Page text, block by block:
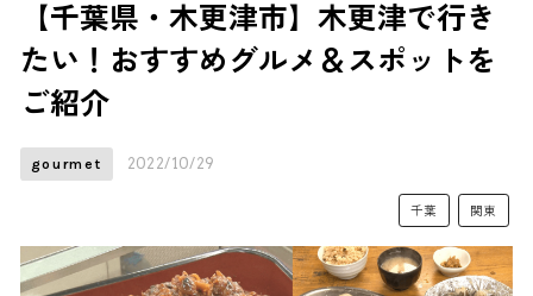
【千葉県・木更津市】木更津で行き
たい！おすすめグルメ＆スポットを
ご紹介
gourmet 2022/10/29
千葉 関東